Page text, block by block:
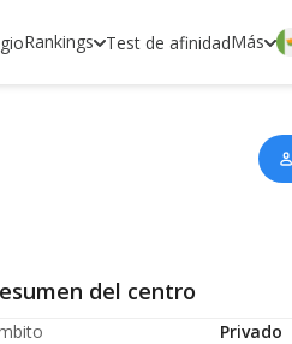
Rankings Test de afinidadMás
del centro
Privado